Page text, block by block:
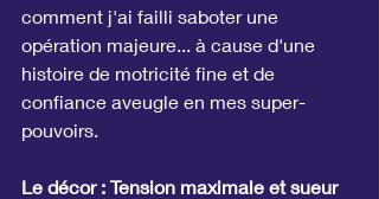
comment j'ai failli saboter une
opération majeure... à cause d'une
histoire de motricité fine et de
confiance aveugle en mes super-
pouvoirs.
Le décor : Tension maximale et sueur